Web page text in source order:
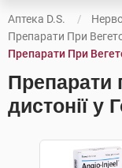
Аптека D.S.
Препарати При
Препарати При
Препарати
дистонії у